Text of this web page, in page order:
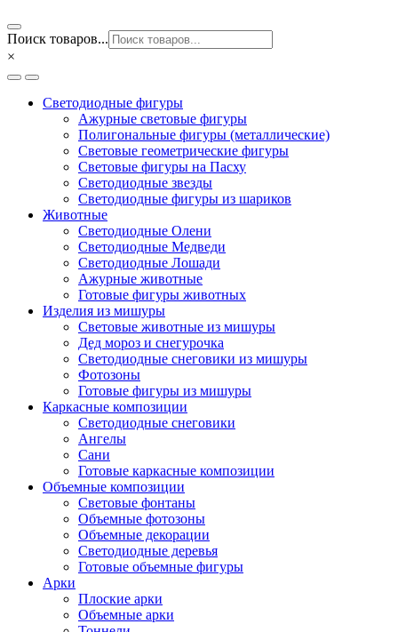
Поиск товаров...
×
Светодиодные фигуры
Ажурные световые фигуры
Полигональные фигуры (металлические)
Световые геометрические фигуры
Световые фигуры на Пасху
Светодиодные звезды
Светодиодные фигуры из шариков
Животные
Светодиодные Олени
Светодиодные Медведи
Светодиодные Лошади
Ажурные животные
Готовые фигуры животных
Изделия из мишуры
Световые животные из мишуры
Дед мороз и снегурочка
Светодиодные снеговики из мишуры
Фотозоны
Готовые фигуры из мишуры
Каркасные композиции
Светодиодные снеговики
Ангелы
Сани
Готовые каркасные композиции
Объемные композиции
Световые фонтаны
Объемные фотозоны
Объемные декорации
Светодиодные деревья
Готовые объемные фигуры
Арки
Плоские арки
Объемные арки